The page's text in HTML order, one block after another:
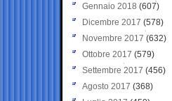
Gennaio 2018 (607)
Dicembre 2017 (578)
Novembre 2017 (632)
Ottobre 2017 (579)
Settembre 2017 (456)
Agosto 2017 (368)